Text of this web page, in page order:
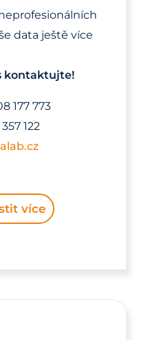
data ještě více
kontaktujte!
177 773
122
více